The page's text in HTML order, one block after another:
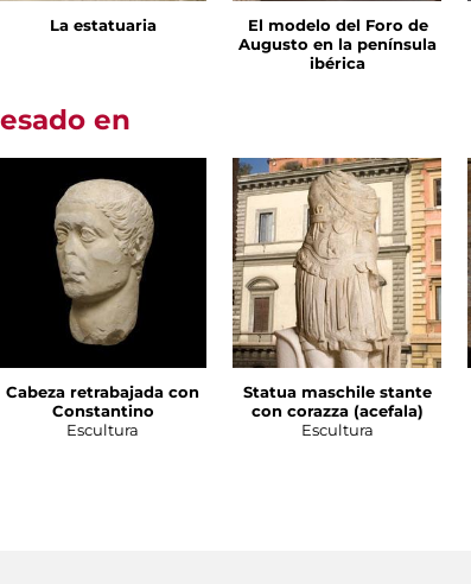
La estatuaria
El modelo del Foro de
Augusto en la península
ibérica
en
Cabeza retrabajada con
Constantino
Escultura
Statua maschile stante
con corazza (acefala)
Escultura